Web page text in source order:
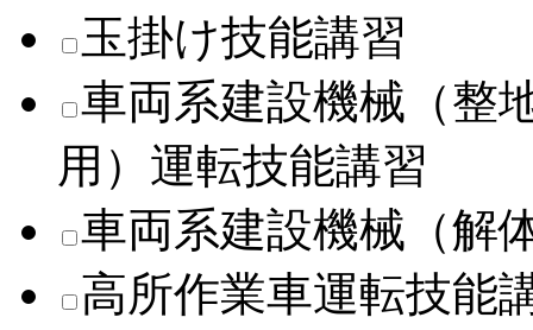
玉掛け技能講習
車両系建設機械（整
用）運転技能講習
車両系建設機械（解
高所作業車運転技能